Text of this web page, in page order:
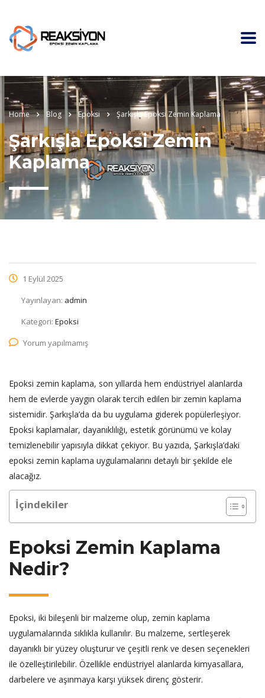
Home Blog Epoksi Şarkışla Epoksi Zemin Kaplama
Şarkışla Epoksi Zemin
Kaplama
1 Eylül 2025
Yayınlayan: admin
Kategori: Epoksi
Yorum yapılmamış
Epoksi zemin kaplama, son yıllarda hem endüstriyel alanlarda
hem de evlerde yaygın olarak tercih edilen bir zemin kaplama
sistemidir. Şarkışla’da da bu uygulama giderek popülerleşiyor.
Epoksi kaplamalar, dayanıklılığı, estetik görünümü ve kolay
temizlenebilir yapısıyla dikkat çekiyor. Bu yazıda, Şarkışla’daki
epoksi zemin kaplama uygulamalarını detaylı bir şekilde ele
alacağız.
İçindekiler
Epoksi Zemin Kaplama
Nedir?
Epoksi, iki bileşenli bir malzeme olup, zemin kaplama
uygulamalarında sıklıkla kullanılır. Bu malzeme, sertleşerek
dayanıklı bir yüzey oluşturur ve çeşitli renk ve desen seçenekleri
ile özelleştirilebilir. Özellikle endüstriyel alanlarda kimyasallara,
darbelere ve aşınmaya karşı yüksek direnç gösterir.